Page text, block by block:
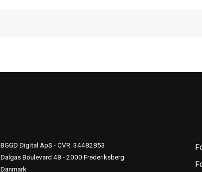
BGGD Digital ApS - CVR: 34482853
Dalgas Boulevard 48 - 2000 Frederiksberg
Danmark